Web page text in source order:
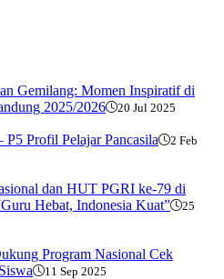
Gemilang: Momen Inspiratif di
2025/2026
20 Jul 2025
Profil Pelajar Pancasila
2 Feb
dan HUT PGRI ke-79 di
Hebat, Indonesia Kuat”
25
Program Nasional Cek
11 Sep 2025